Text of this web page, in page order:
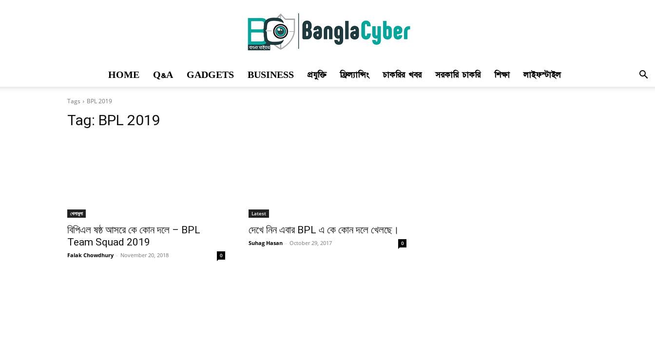
HOME Q&A GADGETS BUSINESS প্রযুক্তি ফ্রিল্যান্সিং চাকরির খবর সরকারি চাকরি শিক্ষা লাইফস্টাইল
Tags BPL 2019
Tag: BPL 2019
খেলাধুলা
বিপিএল ষষ্ঠ আসরে কে কোন দলে – BPL
Team Squad 2019
Falak Chowdhury - November 20, 2018 0
Latest
দেখে নিন এবার BPL এ কে কোন দলে খেলছে।
Suhag Hasan - October 29, 2017 0